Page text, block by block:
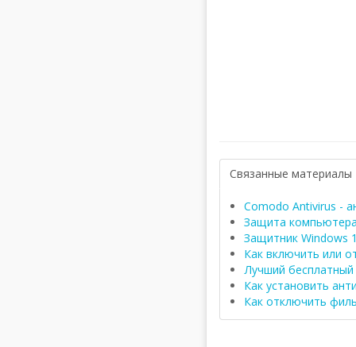
Связанные материалы
Comodo Antivirus -
Защита
Защитник Windows
Как включить или
Лучший бесплатный
Как установить
Как отключить